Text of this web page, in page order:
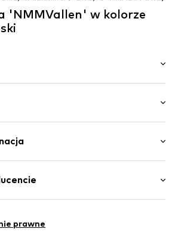
'NMMVallen' w kolorze
40% Poliester - PES (z
prawne